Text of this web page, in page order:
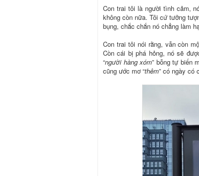
Con trai tôi là người tình cảm,
không còn nữa. Tôi cứ tưởng
bụng, chắc chắn nó chẳng làm
Con trai tôi nói rằng, vẫn còn
Còn cái bị phá hỏng, nó sẽ
“người hàng xóm” bỗng tự biến
cũng ước mơ “thêm” có ngày có